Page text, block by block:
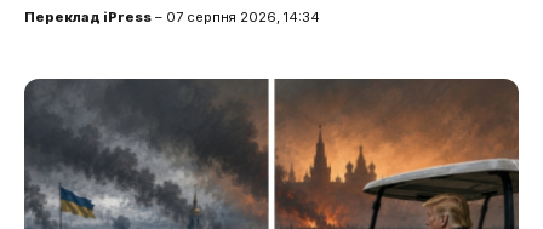
Переклад iPress – 07 серпня 2026, 14:34